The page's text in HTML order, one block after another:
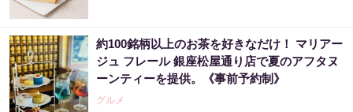
約100銘柄以上のお茶を好きなだけ！ マリアー
ジュ フレール 銀座松屋通り店で夏のアフタヌ
ーンティーを提供。《事前予約制》
グルメ